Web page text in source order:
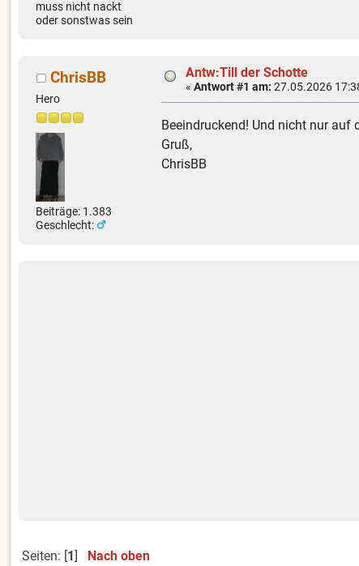
muss nicht nackt
oder sonstwas sein
ChrisBB
Hero
Beiträge: 1.383
Geschlecht:
Antw:Till der Schotte
«Antwort #1 am: 27.05.2026
Beeindruckend! Und nicht nur auf
Gruß,
ChrisBB
Seiten: [1] Nach oben